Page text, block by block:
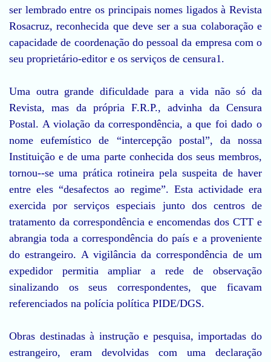
ser lembrado entre os principais nomes ligados à Revista
Rosacruz, reconhecida que deve ser a sua colaboração e
capacidade de coordenação do pessoal da empresa com o
seu proprietário-editor e os serviços de censura1.
Uma outra grande dificuldade para a vida não só da
Revista, mas da própria F.R.P., advinha da Censura
Postal. A violação da correspondência, a que foi dado o
nome eufemístico de “intercepção postal”, da nossa
Instituição e de uma parte conhecida dos seus membros,
tornou--se uma prática rotineira pela suspeita de haver
entre eles “desafectos ao regime”. Esta actividade era
exercida por serviços especiais junto dos centros de
tratamento da correspondência e encomendas dos CTT e
abrangia toda a correspondência do país e a proveniente
do estrangeiro. A vigilância da correspondência de um
expedidor permitia ampliar a rede de observação
sinalizando os seus correspondentes, que ficavam
referenciados na polícia política PIDE/DGS.
Obras destinadas à instrução e pesquisa, importadas do
estrangeiro, eram devolvidas com uma declaração